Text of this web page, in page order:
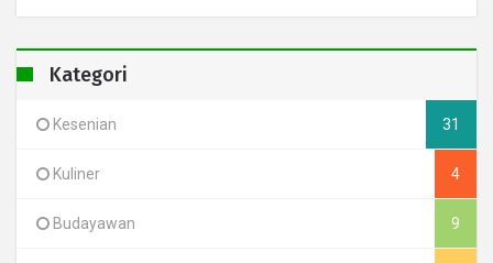
Kategori
Kesenian 31
Kuliner 4
Budayawan 9